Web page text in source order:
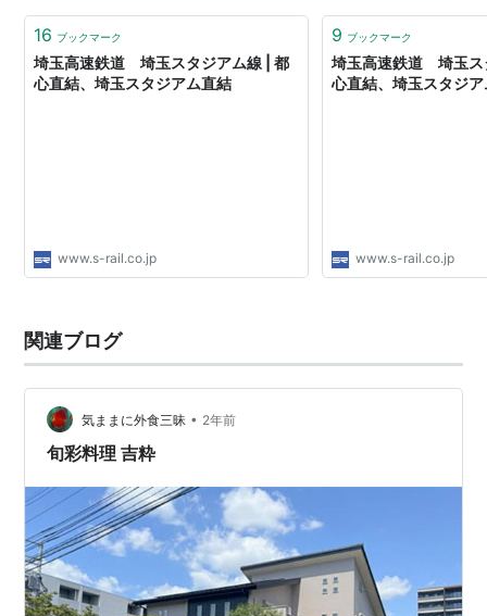
16 ブックマーク
埼玉高速鉄道 埼玉スタジアム線 | 都
心直結、埼玉スタジアム直結
www.s-rail.co.jp
9 ブックマーク
埼玉高速鉄道 埼玉ス
心直結、埼玉スタジ
www.s-rail.co.jp
関連ブログ
気ままに外食三昧 • 2年前
旬彩料理 吉粋